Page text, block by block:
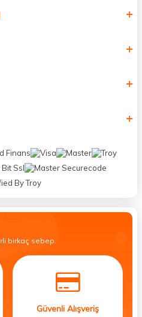
birkaç sebep.
Güvenli Alışveriş